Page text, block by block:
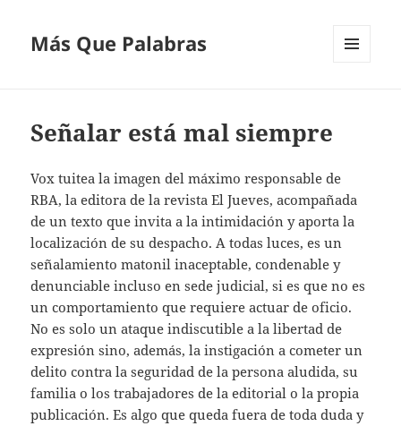
Más Que Palabras
Señalar está mal siempre
Vox tuitea la imagen del máximo responsable de
RBA, la editora de la revista El Jueves, acompañada
de un texto que invita a la intimidación y aporta la
localización de su despacho. A todas luces, es un
señalamiento matonil inaceptable, condenable y
denunciable incluso en sede judicial, si es que no es
un comportamiento que requiere actuar de oficio.
No es solo un ataque indiscutible a la libertad de
expresión sino, además, la instigación a cometer un
delito contra la seguridad de la persona aludida, su
familia o los trabajadores de la editorial o la propia
publicación. Es algo que queda fuera de toda duda y